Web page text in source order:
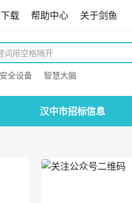
载 帮助中心 关于剑鱼
安全设备 智慧大脑
汉中市招标信息